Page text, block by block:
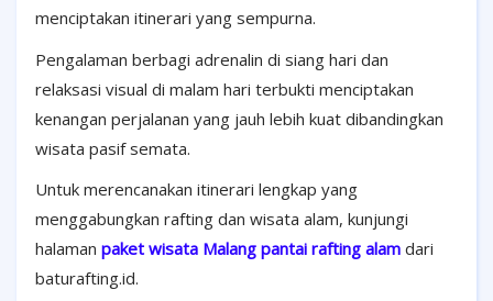
menciptakan itinerari yang sempurna.
Pengalaman berbagi adrenalin di siang hari dan
relaksasi visual di malam hari terbukti menciptakan
kenangan perjalanan yang jauh lebih kuat dibandingkan
wisata pasif semata.
Untuk merencanakan itinerari lengkap yang
menggabungkan rafting dan wisata alam, kunjungi
halaman paket wisata Malang pantai rafting alam dari
baturafting.id.